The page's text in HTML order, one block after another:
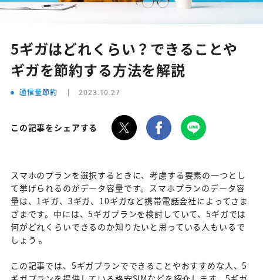
5ギガはどれくらい？できることや
ギガを節約する方法を解説
通信量節約 2023.10.27
この記事をシェアする
スマホのプランを選択するときに、考慮する要素の一つとし
て挙げられるのがデータ容量です。スマホプランのデータ容
量は、1ギガ、3ギガ、10ギガなど携帯電話会社によってさま
ざまです。中には、5ギガプランを検討していて、5ギガでは
何がどれくらいできるのか知りたいと思っている人もいるで
しょう 。
この記事では、5ギガプランでできることやおすすめな人、5